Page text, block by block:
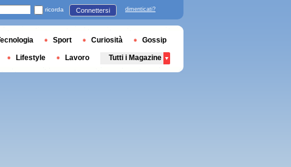
ricorda Connettersi dimenticati?
Sport Curiosità Gossip
Lifestyle Lavoro Tutti i Magazine